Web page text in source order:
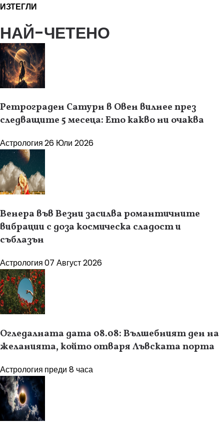
ИЗТЕГЛИ
НАЙ-ЧЕТЕНО
Ретрограден Сатурн в Овен вилнее през
следващите 5 месеца: Ето какво ни очаква
Астрология26 Юли 2026
Венера във Везни засилва романтичните
вибрации с доза космическа сладост и
съблазън
Астрология07 Август 2026
Огледалната дата 08.08: Вълшебният ден на
желанията, който отваря Лъвската порта
Астрология преди 8 часа